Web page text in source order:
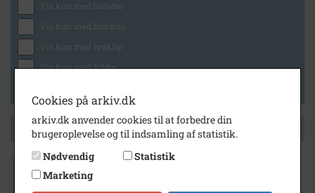
Vis kun med billeder
Vis kun med filmklip
Vis kun med lydklip
Vis kun med kilder
Side 1 af 1
Cookies på arkiv.dk
arkiv.dk anvender cookies til at forbedre din
brugeroplevelse og til indsamling af statistik.
Nødvendig
Statistik
Marketing